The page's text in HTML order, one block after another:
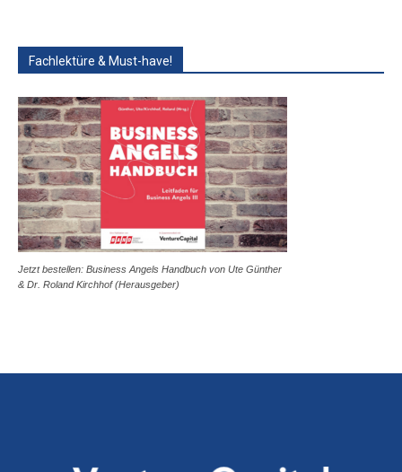
Fachlektüre & Must-have!
Jetzt bestellen: Business Angels Handbuch von Ute Günther
& Dr. Roland Kirchhof (Herausgeber)